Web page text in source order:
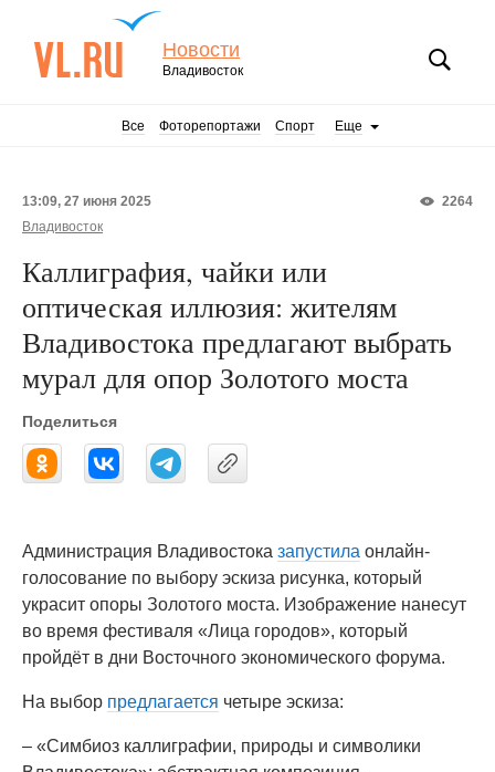
Новости
Владивосток
Все Фоторепортажи Спорт Еще
2264
13:09, 27 июня 2025
Владивосток
Каллиграфия, чайки или
оптическая иллюзия: жителям
Владивостока предлагают выбрать
мурал для опор Золотого моста
Поделиться
Администрация Владивостока запустила онлайн-
голосование по выбору эскиза рисунка, который
украсит опоры Золотого моста. Изображение нанесут
во время фестиваля «Лица городов», который
пройдёт в дни Восточного экономического форума.
На выбор предлагается четыре эскиза:
– «Симбиоз каллиграфии, природы и символики